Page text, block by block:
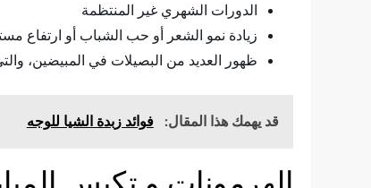
الدورات الشهري غير المنتظمة
زيادة نمو الشعر أو حب الشباب أو ارتفاع
ظهور العديد من البصيلات في المبيضين،
قد يهمك هذا المقال: فوائد زبدة الشيا للوجه